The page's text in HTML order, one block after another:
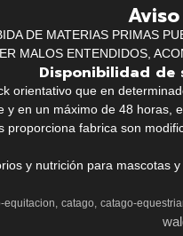
DE MATERIAS PRIMAS
MALOS ENTENDIDOS,
Disponibilidad
orientativo que en
en un máximo de 48
proporciona fabrica son
y nutrición para mascotas
equitacion catago catago-